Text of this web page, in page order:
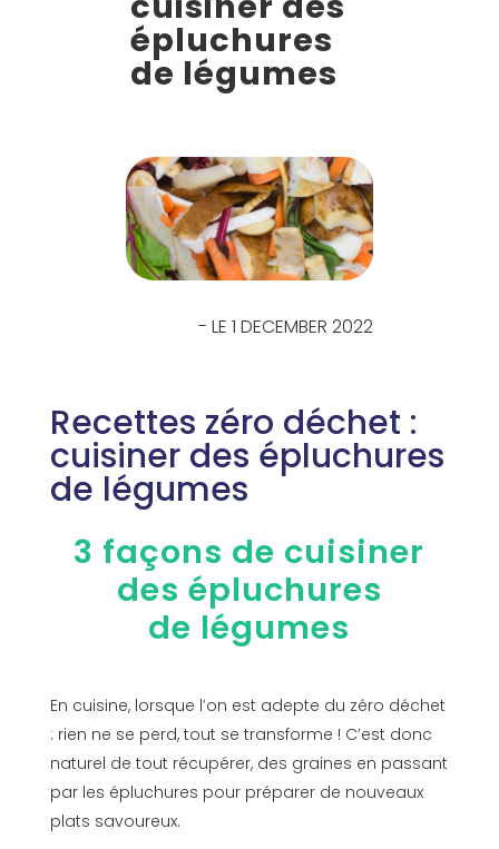
épluchures
de légumes
- LE 1 DECEMBER 2022
Recettes zéro déchet :
cuisiner des épluchures
de légumes
3 façons de cuisiner
des épluchures
de légumes
En cuisine, lorsque l’on est adepte du zéro déchet
: rien ne se perd, tout se transforme ! C’est donc
naturel de tout récupérer, des graines en passant
par les épluchures pour préparer de nouveaux
plats savoureux.